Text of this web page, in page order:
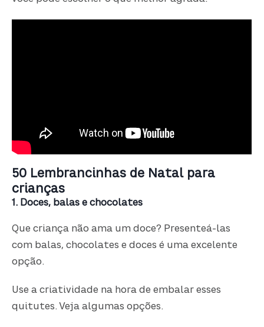
50 Lembrancinhas de Natal para
crianças
1. Doces, balas e chocolates
Que criança não ama um doce? Presenteá-las
com balas, chocolates e doces é uma excelente
opção.
Use a criatividade na hora de embalar esses
quitutes. Veja algumas opções.